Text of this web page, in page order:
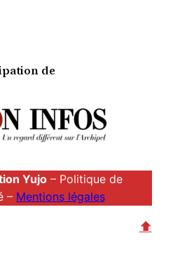
de
Yujo – Politique de
– Mentions légales
⬆︎